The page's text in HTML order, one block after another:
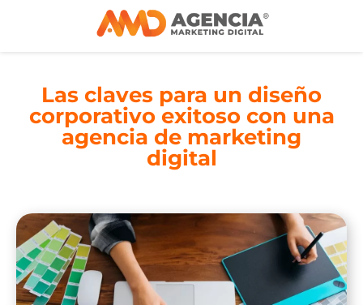
Las claves para un diseño
corporativo exitoso con una
agencia de marketing
digital